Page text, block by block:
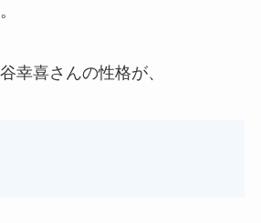
幸喜さんの性格が、